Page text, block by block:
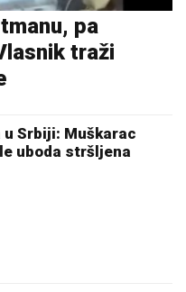
pa
traži
Srbiji: Muškarac
uboda stršljena